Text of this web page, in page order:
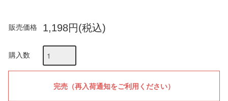
販売価格 1,198円(税込)
購入数